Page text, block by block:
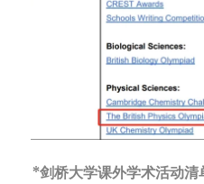
*剑桥大学课外学术活动